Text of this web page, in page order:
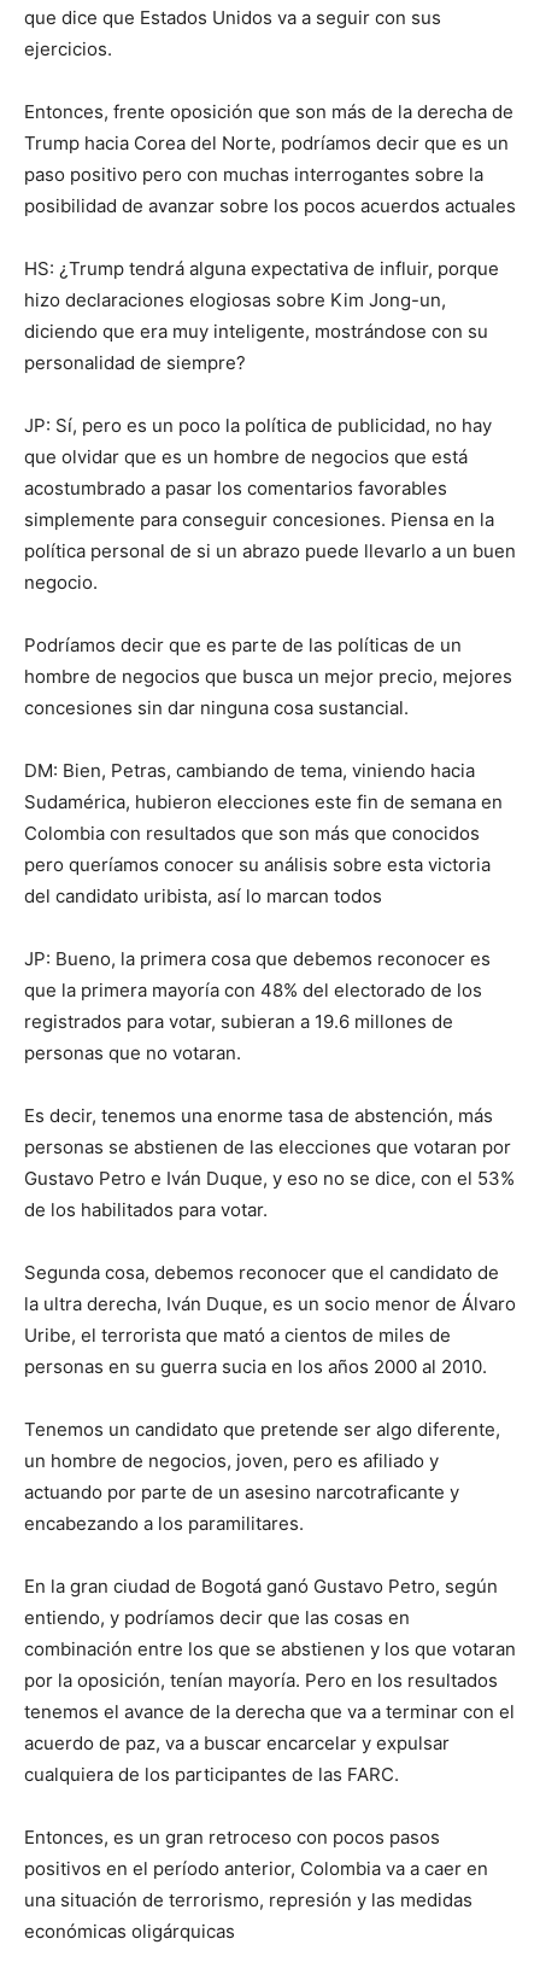
que dice que Estados Unidos va a seguir con sus
ejercicios.
Entonces, frente oposición que son más de la derecha de
Trump hacia Corea del Norte, podríamos decir que es un
paso positivo pero con muchas interrogantes sobre la
posibilidad de avanzar sobre los pocos acuerdos actuales
HS: ¿Trump tendrá alguna expectativa de influir, porque
hizo declaraciones elogiosas sobre Kim Jong-un,
diciendo que era muy inteligente, mostrándose con su
personalidad de siempre?
JP: Sí, pero es un poco la política de publicidad, no hay
que olvidar que es un hombre de negocios que está
acostumbrado a pasar los comentarios favorables
simplemente para conseguir concesiones. Piensa en la
política personal de si un abrazo puede llevarlo a un buen
negocio.
Podríamos decir que es parte de las políticas de un
hombre de negocios que busca un mejor precio, mejores
concesiones sin dar ninguna cosa sustancial.
DM: Bien, Petras, cambiando de tema, viniendo hacia
Sudamérica, hubieron elecciones este fin de semana en
Colombia con resultados que son más que conocidos
pero queríamos conocer su análisis sobre esta victoria
del candidato uribista, así lo marcan todos
JP: Bueno, la primera cosa que debemos reconocer es
que la primera mayoría con 48% del electorado de los
registrados para votar, subieran a 19.6 millones de
personas que no votaran.
Es decir, tenemos una enorme tasa de abstención, más
personas se abstienen de las elecciones que votaran por
Gustavo Petro e Iván Duque, y eso no se dice, con el 53%
de los habilitados para votar.
Segunda cosa, debemos reconocer que el candidato de
la ultra derecha, Iván Duque, es un socio menor de Álvaro
Uribe, el terrorista que mató a cientos de miles de
personas en su guerra sucia en los años 2000 al 2010.
Tenemos un candidato que pretende ser algo diferente,
un hombre de negocios, joven, pero es afiliado y
actuando por parte de un asesino narcotraficante y
encabezando a los paramilitares.
En la gran ciudad de Bogotá ganó Gustavo Petro, según
entiendo, y podríamos decir que las cosas en
combinación entre los que se abstienen y los que votaran
por la oposición, tenían mayoría. Pero en los resultados
tenemos el avance de la derecha que va a terminar con el
acuerdo de paz, va a buscar encarcelar y expulsar
cualquiera de los participantes de las FARC.
Entonces, es un gran retroceso con pocos pasos
positivos en el período anterior, Colombia va a caer en
una situación de terrorismo, represión y las medidas
económicas oligárquicas